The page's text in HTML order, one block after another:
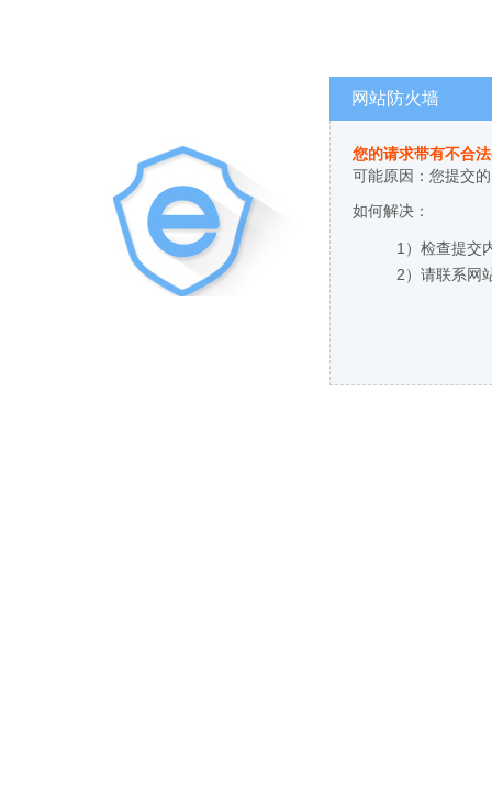
网站防火墙
您的请求带有不合
可能原因：您提交
如何解决：
1）检查提交
2）请联系网